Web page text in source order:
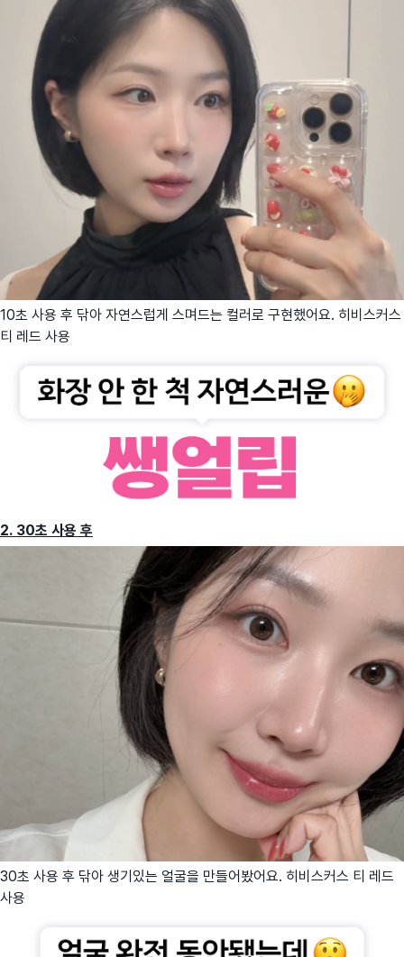
10초 사용 후 닦아 자연스럽게 스며드는 컬러로 구현했어요. 히비스커스
티 레드 사용
2. 30초 사용 후
30초 사용 후 닦아 생기있는 얼굴을 만들어봤어요. 히비스커스 티 레드
사용